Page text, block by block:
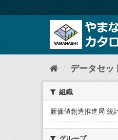
キ
て
データセッ
組織
新価値創造推進局 統